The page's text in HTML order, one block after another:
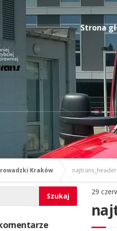
Strona
Kraków najtrans_header
29